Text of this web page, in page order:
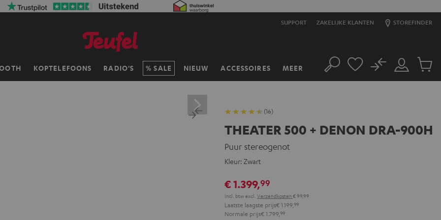
SUPPORT ZAKELIJKE KLANTEN STOREFINDER
KOPTELEFOONS RADIO'S SALE NIEUW ACCESSOIRES MEER Zoeken
Mijn
account
No
(16)
THEATER 500 + DENON DRA-900H
Puur stereogenot
Kleur: Zwart
€ 1.399,99
Incl. btwexcl. Verzendkosten € 99,99
Laatste laagste prijs€ 1.199, 99
Normale prijs€ 1.799, 99